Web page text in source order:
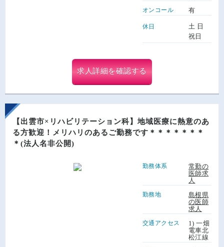
オンコール 有
休日
土 日
祝日
求人詳細を確認する
【出雲市×リハビリテーション科】地域医療に熱意のあ
る方歓迎！メリハリのあるご勤務です＊＊＊＊＊＊＊
＊(法人名非公開)
勤務体系
常勤の
医師求
人
勤務地
島根県
の医師
求人
交通アクセス
1) 一畑
電車北
松江線